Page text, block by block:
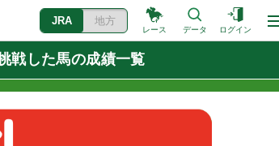
JRA 地方
レース データ ログイン
戦した馬の成績一覧